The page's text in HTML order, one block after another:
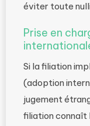
éviter toute
Prise en
Si la filiation
(adoption
jugement
filiation connaît